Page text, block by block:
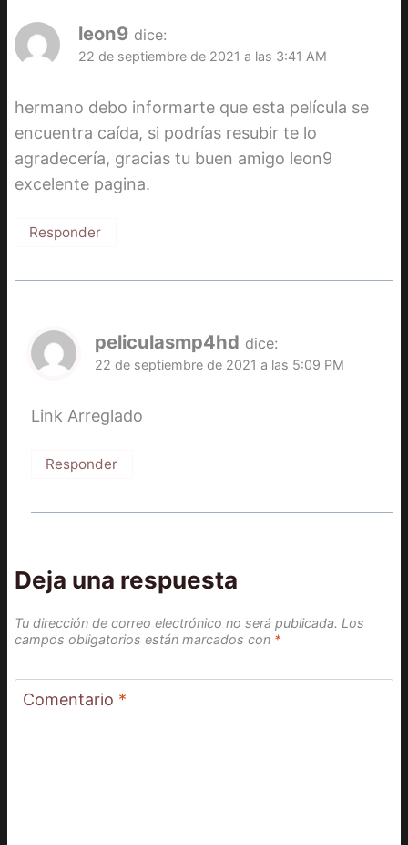
leon9 dice:
22 de septiembre de 2021 a las 3:41 AM
hermano debo informarte que esta película se
encuentra caída, si podrías resubir te lo
agradecería, gracias tu buen amigo leon9
excelente pagina.
Responder
peliculasmp4hd dice:
22 de septiembre de 2021 a las 5:09 PM
Link Arreglado
Responder
Deja una respuesta
Tu dirección de correo electrónico no será publicada. Los
campos obligatorios están marcados con *
Comentario *